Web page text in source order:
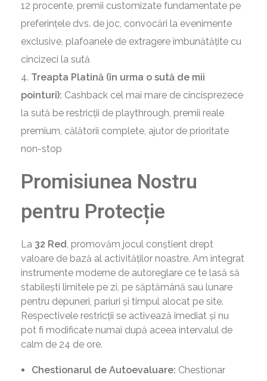
12 procente, premii customizate fundamentate pe
preferințele dvs. de joc, convocări la evenimente
exclusive, plafoanele de extragere îmbunătățite cu
cincizeci la sută
Treapta Platină (în urma o sută de mii
pointuri): Cashback cel mai mare de cincisprezece
la sută be restricții de playthrough, premii reale
premium, călătorii complete, ajutor de prioritate
non-stop
Promisiunea Nostru
pentru Protecție
La 32 Red , promovăm jocul conștient drept
valoare de bază al activităților noastre. Am integrat
instrumente moderne de autoreglare ce te lasă să
stabilești limitele pe zi, pe săptămână sau lunare
pentru depuneri, pariuri și timpul alocat pe site.
Respectivele restricții se activează imediat și nu
pot fi modificate numai după aceea intervalul de
calm de 24 de ore.
Chestionarul de Autoevaluare: Chestionar